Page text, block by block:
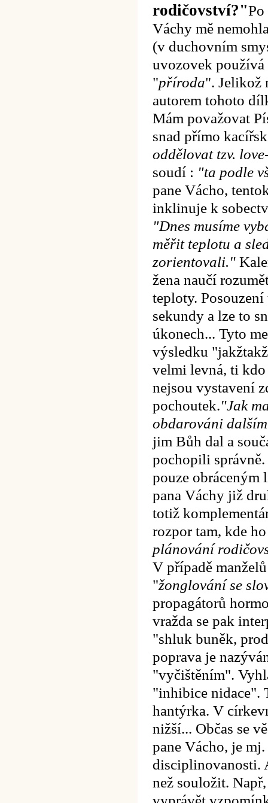
rodičovství?"
Váchy mě
(v duchovním
uvozovek používá
"příroda". Jelikož
autorem tohoto
Mám považovat
snad přímo
oddělovat tzv.
soudí : "ta podle
pane Vácho,
inklinuje k
"Dnes musíme
měřit teplotu a
zorientovali."
žena naučí
teploty.
sekundy a lze to
úkonech... Tyto
výsledku
velmi levná, ti
nejsou vystavení
pochoutek."Jak
obdarováni
jim Bůh dal a
pochopili správně.
pouze obráceným
pana Váchy již
totiž
rozpor tam, kde
plánování
V případě
"žonglování se
propagátorů
vražda se pak
"shluk buněk,
poprava je
"vyčištěním".
"inhibice nidace".
hantýrka. V
nižší... Občas se
pane Vácho, je
disciplinovanosti.
než souložit.